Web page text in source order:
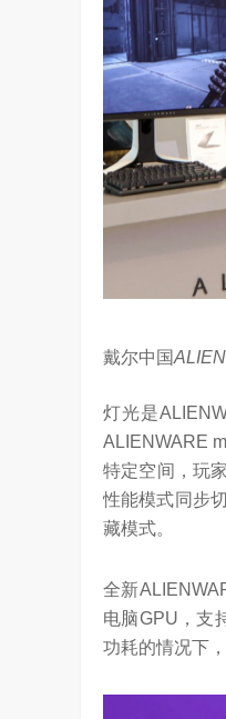
戴尔中国
灯光是
ALIENWARE
特定空间，玩
性能模式同步
藏模式。
全新
电脑GPU，支
功耗的情况下